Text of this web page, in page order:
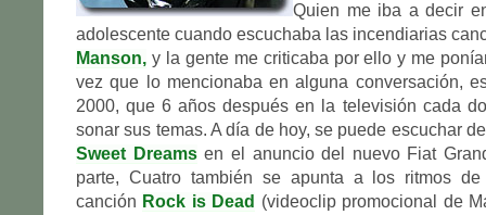
Quien me iba a decir
adolescente cuando escuchaba las incendiarias
Manson, y la gente me criticaba por ello y me
vez que lo mencionaba en alguna conversación,
2000, que 6 años después en la televisión cada
sonar sus temas. A día de hoy, se puede escuchar
Sweet Dreamsen el anuncio del nuevo Fiat
parte, Cuatro también se apunta a los ritmos
canción Rock is Dead (videoclip promocional de